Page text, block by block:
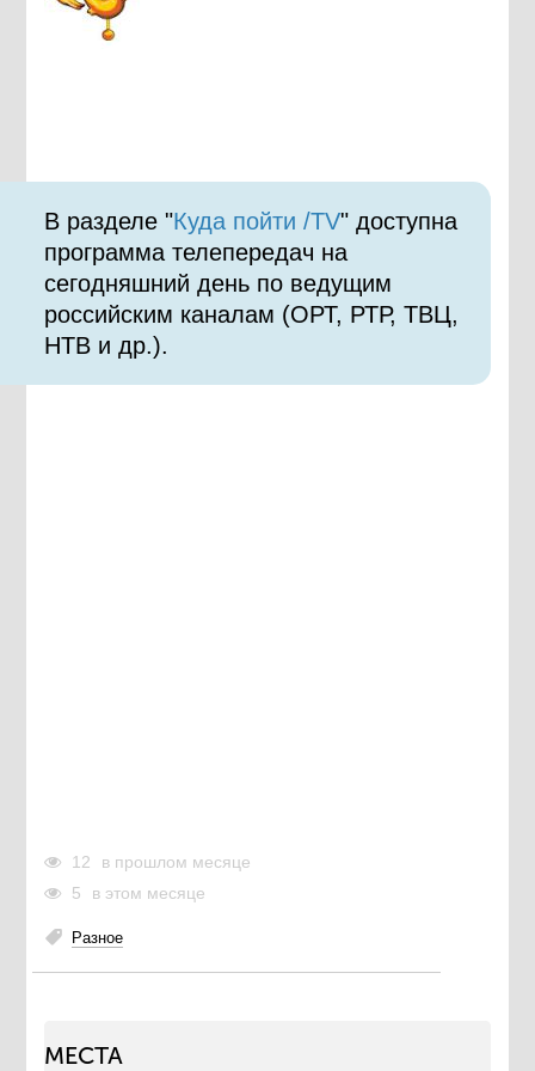
В разделе "Куда пойти /TV" доступна
программа телепередач на
сегодняшний день по ведущим
российским каналам (ОРТ, РТР, ТВЦ,
НТВ и др.).
12
в прошлом месяце
5
в этом месяце
Разное
МЕСТА